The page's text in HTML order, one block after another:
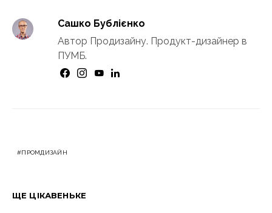
Сашко Бублієнко
Автор Продизайну. Продукт-дизайнер в
ПУМБ.
ПРОМДИЗАЙН
ЩЕ ЦІКАВЕНЬКЕ